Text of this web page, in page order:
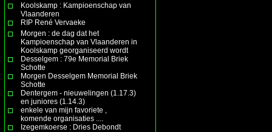
Koolskamp : Kampioenschap van
Vlaanderen
RIP René Vervaeke
Morgen : de dag dat het
Kampioenschap van Vlaanderen in
Koolskamp georganiseerd wordt
Desselgem : 79e Memorial Briek
Schotte
Morgen Desselgem Memorial Briek
Schotte
Dentergem - nieuwelingen (1.17.3)
en juniores (1.14.3)
enkele van mijn favoriete ,
komende organisaties ....
Izegemkoerse : Dries Debondt